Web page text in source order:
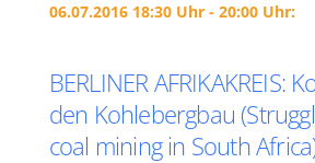
06.07.2016 18:30 Uhr - 20:00 Uhr:
BERLINER AFRIKAKREIS:
den Kohlebergbau
coal mining in South